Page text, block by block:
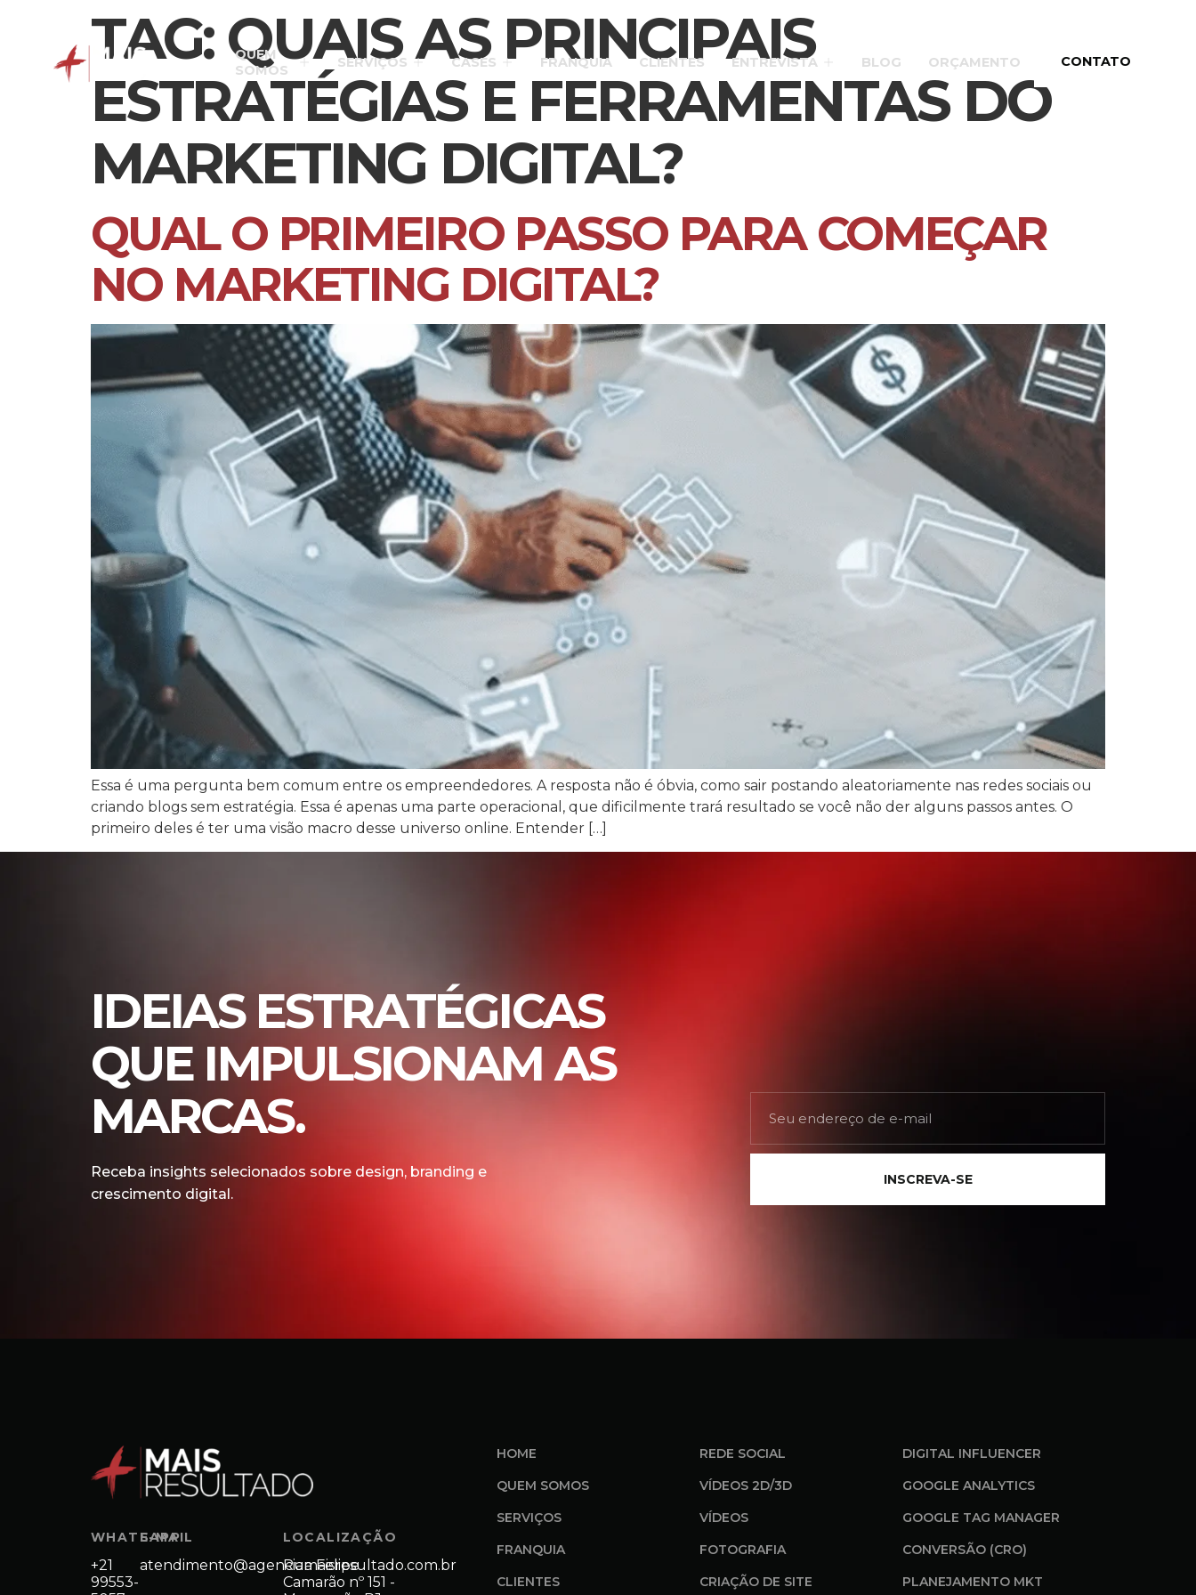
QUEM
SOMOS
SERVIÇOS CASES FRANQUIA CLIENTES ENTREVISTA BLOG ORÇAMENTO CONTATO
TAG: QUAIS AS PRINCIPAIS
ESTRATÉGIAS E FERRAMENTAS DO
MARKETING DIGITAL?
QUAL O PRIMEIRO PASSO PARA COMEÇAR
NO MARKETING DIGITAL?
Essa é uma pergunta bem comum entre os empreendedores. A resposta não é óbvia, como sair postando aleatoriamente nas redes sociais ou
criando blogs sem estratégia. Essa é apenas uma parte operacional, que dificilmente trará resultado se você não der alguns passos antes. O
primeiro deles é ter uma visão macro desse universo online. Entender […]
IDEIAS ESTRATÉGICAS
QUE IMPULSIONAM AS
MARCAS.
Receba insights selecionados sobre design, branding e
crescimento digital.
INSCREVA-SE
WHATSAPP
+21
99553-
E-MAIL
atendimento@agenciamaisresultado.com.br
LOCALIZAÇÃO
Rua Felipe
Camarão nº 151 -
HOME
QUEM SOMOS
SERVIÇOS
FRANQUIA
CLIENTES
REDE SOCIAL
VÍDEOS 2D/3D
VÍDEOS
FOTOGRAFIA
CRIAÇÃO DE SITE
DIGITAL INFLUENCER
GOOGLE ANALYTICS
GOOGLE TAG MANAGER
CONVERSÃO (CRO)
PLANEJAMENTO MKT